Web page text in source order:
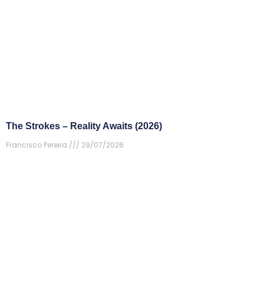
The Strokes – Reality Awaits (2026)
Francisco Pereira
29/07/2026